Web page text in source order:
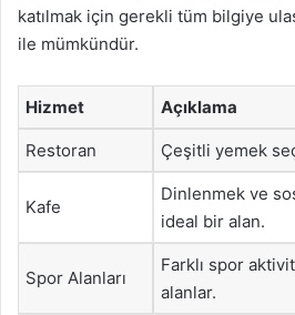
katılmak için gerekli tüm bilgiye
ile mümkündür.
Hizmet Açıklama
Restoran Çeşitli yemek
Kafe
Dinlenmek ve
ideal bir alan.
Spor Alanları
Farklı spor
alanlar.